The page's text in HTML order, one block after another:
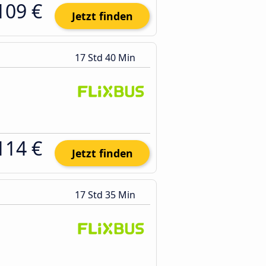
€ Jetzt finden
17 Std 40 Min
€ Jetzt finden
17 Std 35 Min